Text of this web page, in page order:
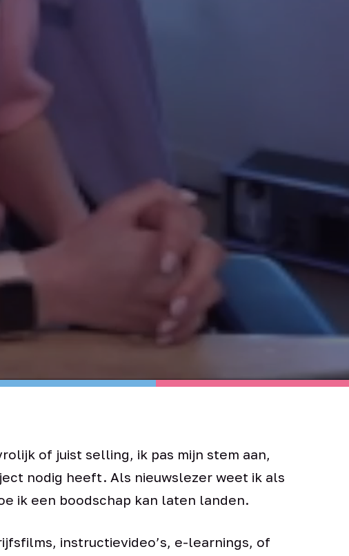
of juist selling, ik pas mijn stem aan,
nodig heeft. Als nieuwslezer weet ik als
ik een boodschap kan laten landen.
instructievideo’s, e-learnings, of